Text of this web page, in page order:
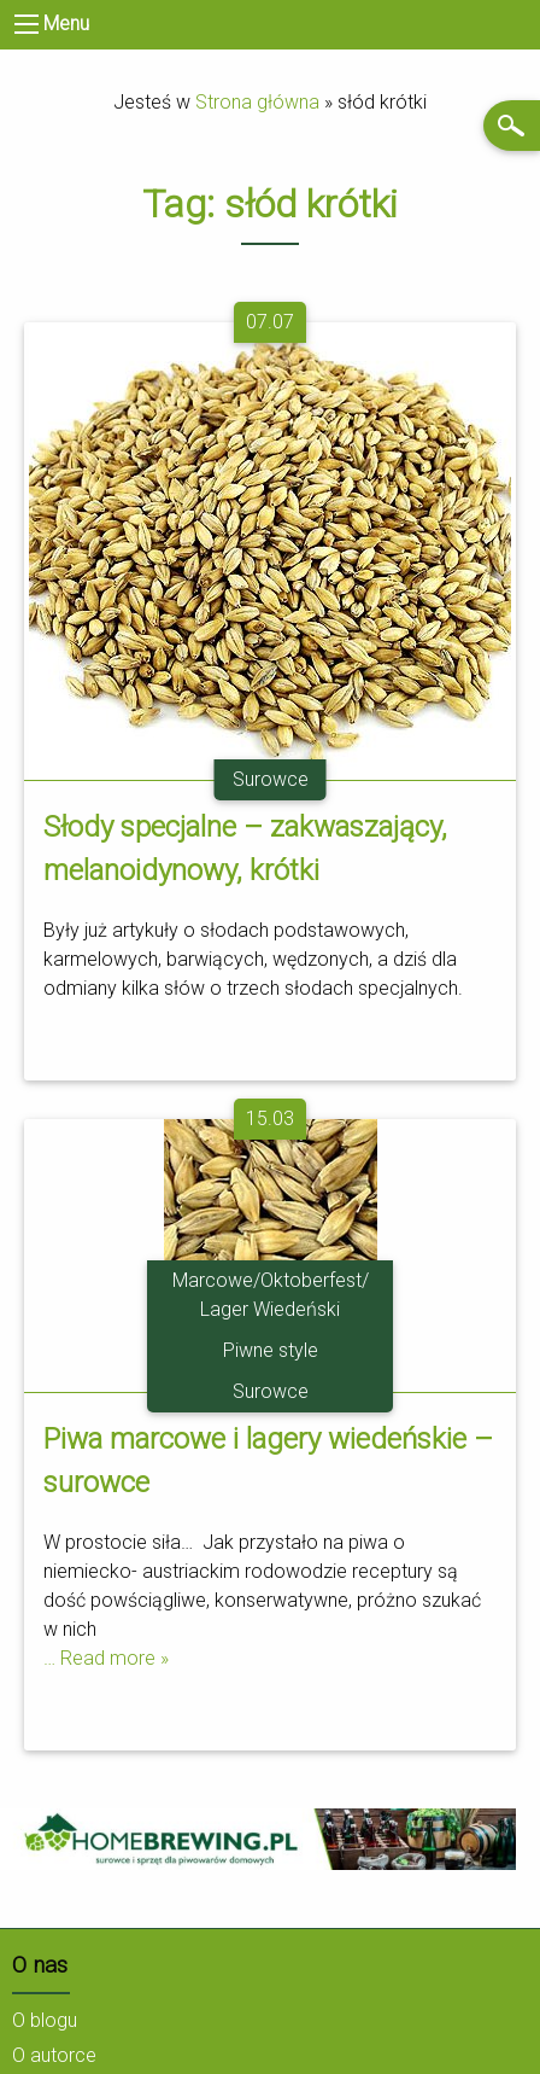
Menu
Jesteś w Strona główna » słód krótki
Tag: słód krótki
07.07
Surowce
Słody specjalne – zakwaszający,
melanoidynowy, krótki
Były już artykuły o słodach podstawowych,
karmelowych, barwiących, wędzonych, a dziś dla
odmiany kilka słów o trzech słodach specjalnych.
15.03
Marcowe/Oktoberfest/
Lager Wiedeński
Piwne style
Surowce
Piwa marcowe i lagery wiedeńskie –
surowce
W prostocie siła… Jak przystało na piwa o
niemiecko- austriackim rodowodzie receptury są
dość powściągliwe, konserwatywne, próżno szukać
w nich
… Read more »
O nas
O blogu
O autorce